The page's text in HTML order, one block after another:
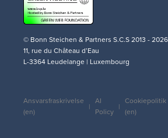
© Bonn Steichen & Partners S.C.S 2013 - 2026
11, rue du Château d’Eau
L-3364 Leudelange | Luxembourg
Legal
Ansvarsfraskrivelse
(en)
AI
Policy
Cookiepolitik
(en)